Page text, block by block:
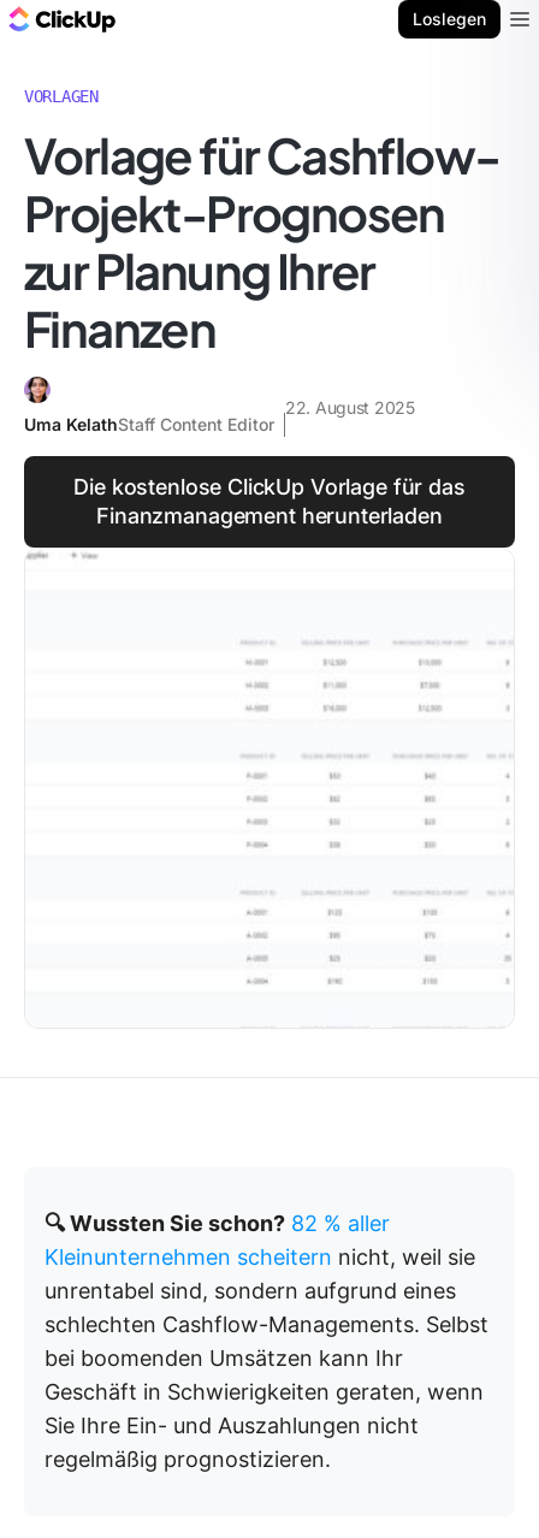
Loslegen
VORLAGEN
Vorlage für Cashflow-
Projekt-Prognosen
zur Planung Ihrer
Finanzen
Uma KelathStaff Content Editor
22. August 2025
Die kostenlose ClickUp Vorlage für das
Finanzmanagement herunterladen
🔍 Wussten Sie schon? 82 % aller
Kleinunternehmen scheitern nicht, weil sie
unrentabel sind, sondern aufgrund eines
schlechten Cashflow-Managements. Selbst
bei boomenden Umsätzen kann Ihr
Geschäft in Schwierigkeiten geraten, wenn
Sie Ihre Ein- und Auszahlungen nicht
regelmäßig prognostizieren.